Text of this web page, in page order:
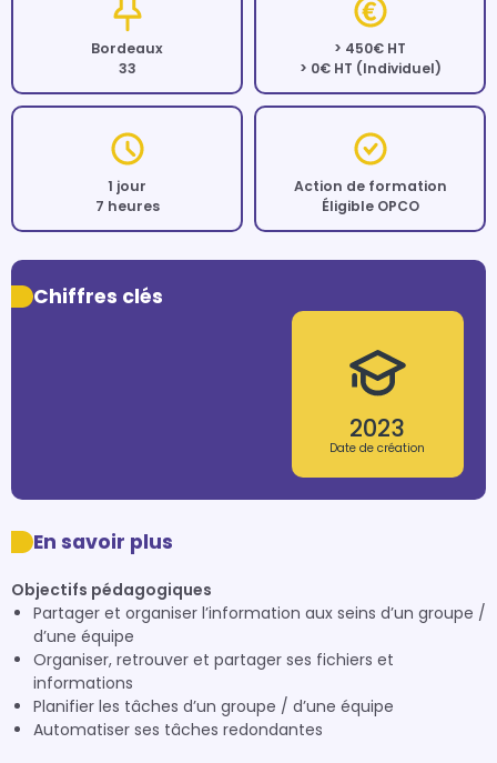
Bordeaux
33
> 450€ HT
> 0€ HT (Individuel)
1 jour
7 heures
Action de formation
Éligible OPCO
Chiffres clés
2023
Date de création
En savoir plus
Objectifs pédagogiques
Partager et organiser l’information aux seins d’un groupe /
d’une équipe
Organiser, retrouver et partager ses fichiers et
informations
Planifier les tâches d’un groupe / d’une équipe
Automatiser ses tâches redondantes